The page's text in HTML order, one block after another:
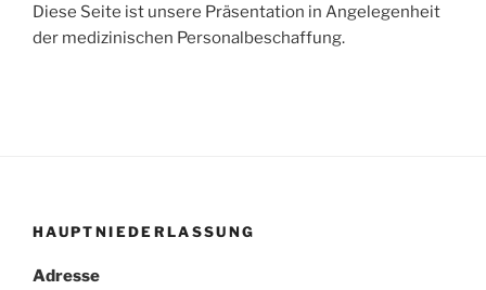
Diese Seite ist unsere Präsentation in Angelegenheit
der medizinischen Personalbeschaffung.
HAUPTNIEDERLASSUNG
Adresse